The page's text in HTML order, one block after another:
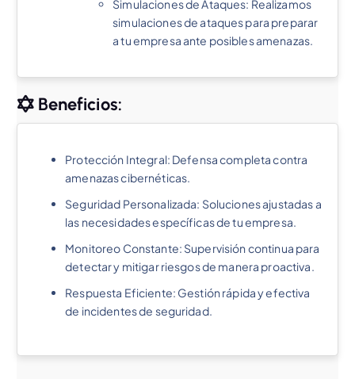
Simulaciones de Ataques: Realizamos
simulaciones de ataques para preparar
a tu empresa ante posibles amenazas.
Beneficios:
Protección Integral: Defensa completa contra
amenazas cibernéticas.
Seguridad Personalizada: Soluciones ajustadas a
las necesidades específicas de tu empresa.
Monitoreo Constante: Supervisión continua para
detectar y mitigar riesgos de manera proactiva.
Respuesta Eficiente: Gestión rápida y efectiva
de incidentes de seguridad.